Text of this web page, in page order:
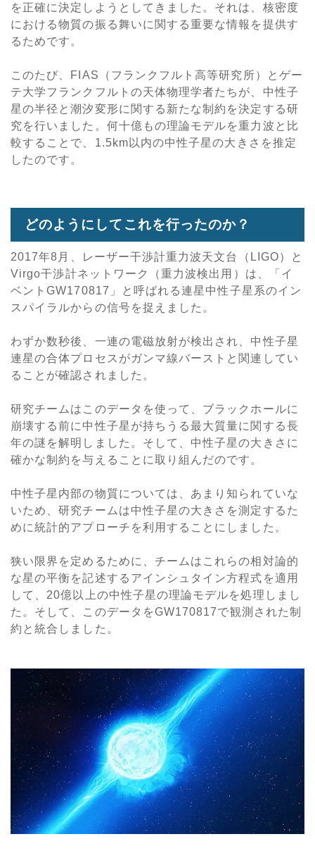
を正確に決定しようとしてきました。それは、核密度
における物質の振る舞いに関する重要な情報を提供す
るためです。
このたび、FIAS（フランクフルト高等研究所）とゲー
テ大学フランクフルトの天体物理学者たちが、中性子
星の半径と潮汐変形に関する新たな制約を決定する研
究を行いました。何十億もの理論モデルを重力波と比
較することで、1.5km以内の中性子星の大きさを推定
したのです。
どのようにしてこれを行ったのか？
2017年8月、レーザー干渉計重力波天文台（LIGO）と
Virgo干渉計ネットワーク（重力波検出用）は、「イ
ベントGW170817」と呼ばれる連星中性子星系のイン
スパイラルからの信号を捉えました。
わずか数秒後、一連の電磁放射が検出され、中性子星
連星の合体プロセスがガンマ線バーストと関連してい
ることが確認されました。
研究チームはこのデータを使って、ブラックホールに
崩壊する前に中性子星が持ちうる最大質量に関する長
年の謎を解明しました。そして、中性子星の大きさに
確かな制約を与えることに取り組んだのです。
中性子星内部の物質については、あまり知られていな
いため、研究チームは中性子星の大きさを測定するた
めに統計的アプローチを利用することにしました。
狭い限界を定めるために、チームはこれらの相対論的
な星の平衡を記述するアインシュタイン方程式を適用
して、20億以上の中性子星の理論モデルを処理しまし
た。そして、このデータをGW170817で観測された制
約と統合しました。